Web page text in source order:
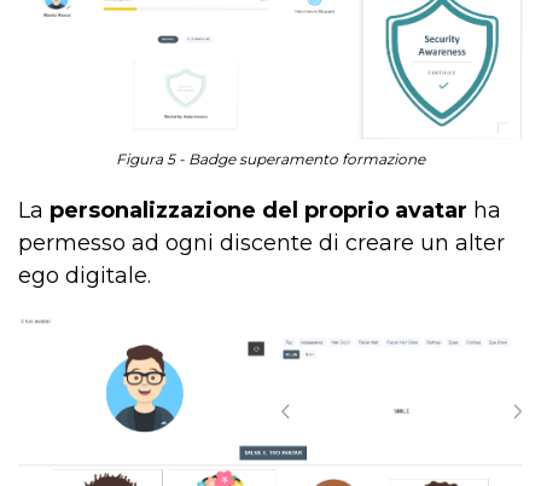
Figura 5 - Badge superamento formazione
La personalizzazione del proprio avatar ha
permesso ad ogni discente di creare un alter
ego digitale.